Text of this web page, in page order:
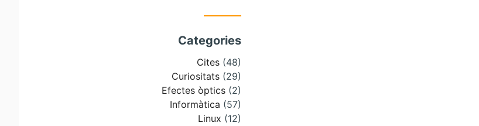
Categories
Cites (48)
Curiositats (29)
Efectes òptics (2)
Informàtica (57)
Linux (12)